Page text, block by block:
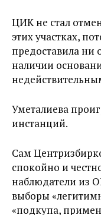
ЦИК не стал
этих участках,
предоставила ни
наличии
Уметалиева
инстанций.
Сам
спокойно и
наблюдатели из
выборы
«подкупа,